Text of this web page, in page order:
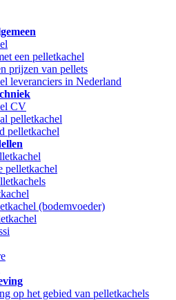
een pelletkachel
prijzen van pellets
leveranciers in Nederland
CV
pelletkachel
pelletkachel
pelletkachel
(bodemvoeder)
op het gebied van pelletkachels